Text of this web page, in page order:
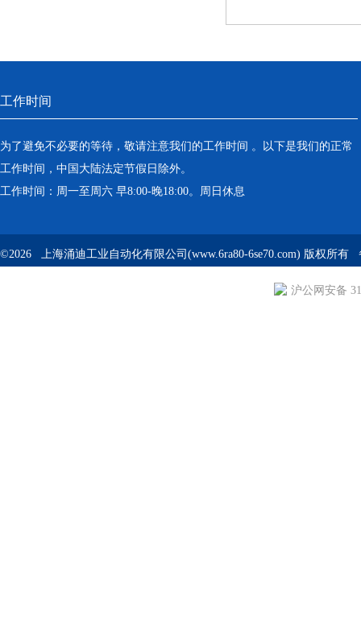
工作时间
为了避免不必要的等待，敬请注意我们的工作时间 。以下是我们的正常
工作时间，中国大陆法定节假日除外。
工作时间：周一至周六 早8:00-晚18:00。周日休息
©2026 上海涌迪工业自动化有限公司(www.6ra80-6se70.com) 版权所有
沪公网安备